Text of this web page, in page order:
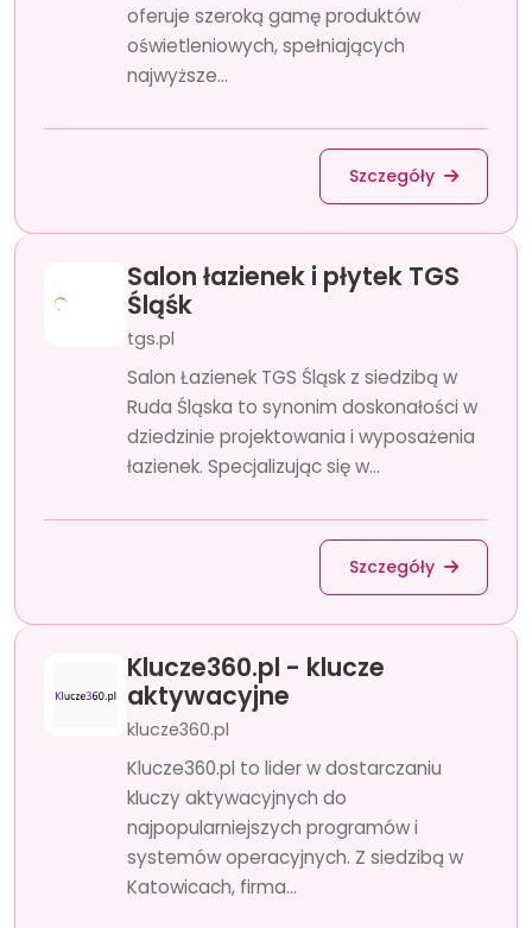
oferuje szeroką gamę produktów
oświetleniowych, spełniających
najwyższe...
Szczegóły
Salon łazienek i płytek TGS
Śląśk
tgs.pl
Salon Łazienek TGS Śląsk z siedzibą w
Ruda Śląska to synonim doskonałości w
dziedzinie projektowania i wyposażenia
łazienek. Specjalizując się w...
Szczegóły
Klucze360.pl - klucze
aktywacyjne
klucze360.pl
Klucze360.pl to lider w dostarczaniu
kluczy aktywacyjnych do
najpopularniejszych programów i
systemów operacyjnych. Z siedzibą w
Katowicach, firma...